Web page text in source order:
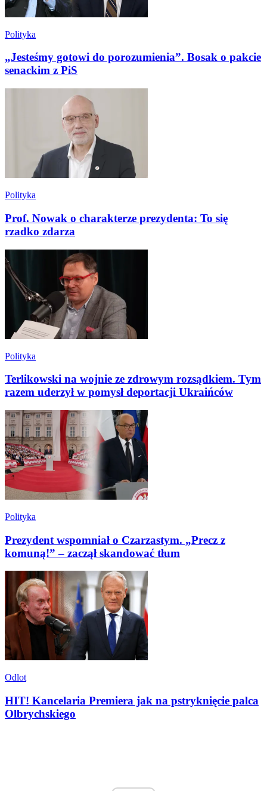
Polityka
„Jesteśmy gotowi do porozumienia”. Bosak o pakcie
senackim z PiS
Polityka
Prof. Nowak o charakterze prezydenta: To się
rzadko zdarza
Polityka
Terlikowski na wojnie ze zdrowym rozsądkiem. Tym
razem uderzył w pomysł deportacji Ukraińców
Polityka
Prezydent wspomniał o Czarzastym. „Precz z
komuną!” – zaczął skandować tłum
Odlot
HIT! Kancelaria Premiera jak na pstryknięcie palca
Olbrychskiego